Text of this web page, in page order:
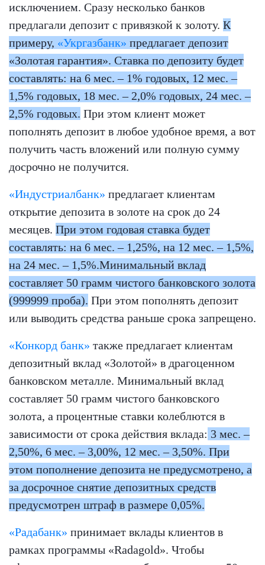
исключением. Сразу несколько банков
предлагали депозит с привязкой к золоту. К
примеру, «Укргазбанк» предлагает депозит
«Золотая гарантия». Ставка по депозиту будет
составлять: на 6 мес. – 1% годовых, 12 мес. –
1,5% годовых, 18 мес. – 2,0% годовых, 24 мес. –
2,5% годовых. При этом клиент может
пополнять депозит в любое удобное время, а вот
получить часть вложений или полную сумму
досрочно не получится.
«Индустриалбанк» предлагает клиентам
открытие депозита в золоте на срок до 24
месяцев. При этом годовая ставка будет
составлять: на 6 мес. – 1,25%, на 12 мес. – 1,5%,
на 24 мес. – 1,5%.Минимальный вклад
составляет 50 грамм чистого банковского золота
(999999 проба). При этом пополнять депозит
или выводить средства раньше срока запрещено.
«Конкорд банк» также предлагает клиентам
депозитный вклад «Золотой» в драгоценном
банковском металле. Минимальный вклад
составляет 50 грамм чистого банковского
золота, а процентные ставки колеблются в
зависимости от срока действия вклада: 3 мес. –
2,50%, 6 мес. – 3,00%, 12 мес. – 3,50%. При
этом пополнение депозита не предусмотрено, а
за досрочное снятие депозитных средств
предусмотрен штраф в размере 0,05%.
«Радабанк» принимает вклады клиентов в
рамках программы «Radagold». Чтобы